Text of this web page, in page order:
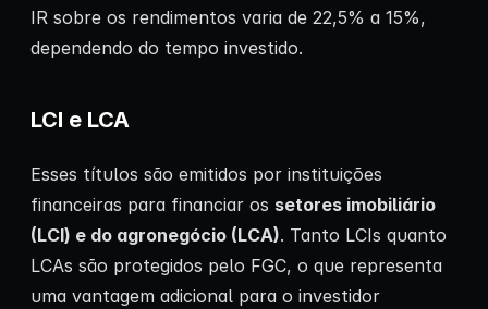
IR sobre os rendimentos varia de 22,5% a 15%,
dependendo do tempo investido.
LCI e LCA
Esses títulos são emitidos por instituições
financeiras para financiar os setores imobiliário
(LCI) e do agronegócio (LCA). Tanto LCIs quanto
LCAs são protegidos pelo FGC, o que representa
uma vantagem adicional para o investidor